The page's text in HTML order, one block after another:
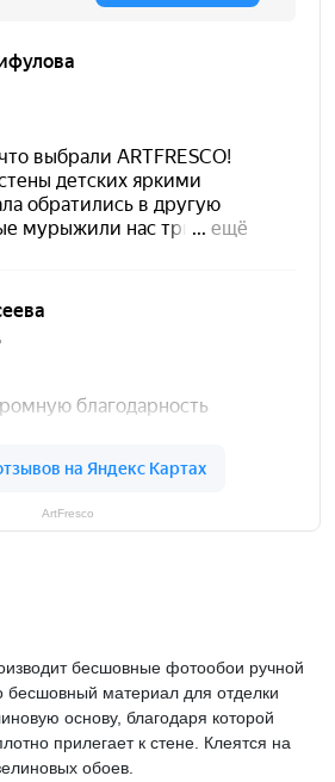
ArtFresco
бесшовные фотообои ручной
бесшовный материал для отделки
основу, благодаря которой
прилегает к стене. Клеятся на
обоев.